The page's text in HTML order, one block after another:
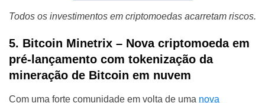
Todos os investimentos em criptomoedas acarretam riscos.
5. Bitcoin Minetrix – Nova criptomoeda em
pré-lançamento com tokenização da
mineração de Bitcoin em nuvem
Com uma forte comunidade em volta de uma nova